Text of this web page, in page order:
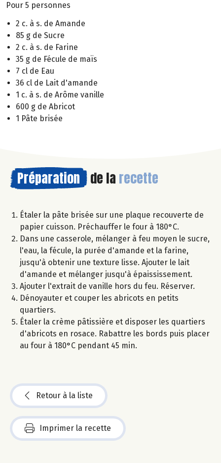
Pour 5 personnes
2 c. à s. de Amande
85 g de Sucre
2 c. à s. de Farine
35 g de Fécule de maïs
7 cl de Eau
36 cl de Lait d'amande
1 c. à s. de Arôme vanille
600 g de Abricot
1 Pâte brisée
Préparation de la recette
Étaler la pâte brisée sur une plaque recouverte de
papier cuisson. Préchauffer le four à 180°C.
Dans une casserole, mélanger à feu moyen le sucre,
l'eau, la fécule, la purée d'amande et la farine,
jusqu'à obtenir une texture lisse. Ajouter le lait
d'amande et mélanger jusqu'à épaississement.
Ajouter l'extrait de vanille hors du feu. Réserver.
Dénoyauter et couper les abricots en petits
quartiers.
Étaler la crème pâtissière et disposer les quartiers
d'abricots en rosace. Rabattre les bords puis placer
au four à 180°C pendant 45 min.
Retour à la liste
Imprimer la recette